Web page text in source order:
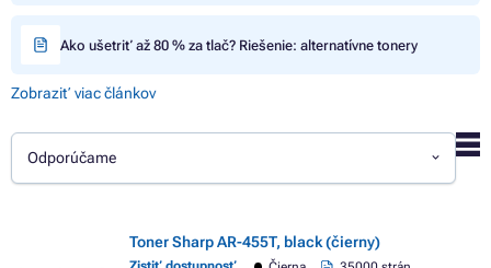
Ako ušetriť až 80 % za tlač? Riešenie: alternatívne tonery
Zobraziť viac článkov
Odporúčame
Toner Sharp AR-455T, black (čierny)